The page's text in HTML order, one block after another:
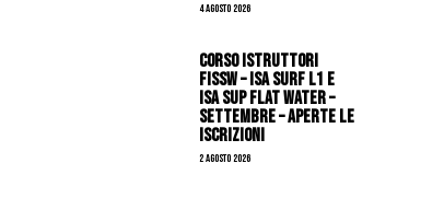
4 Agosto 2026
CORSO ISTRUTTORI
FISSW – ISA SURF L1 e
ISA SUP Flat Water –
SETTEMBRE – APERTE LE
ISCRIZIONI
2 Agosto 2026